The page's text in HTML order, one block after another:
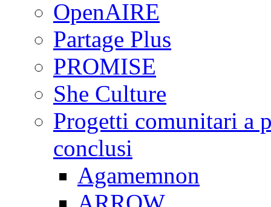
OpenAIRE
Partage Plus
PROMISE
She Culture
Progetti comunitari a
conclusi
Agamemnon